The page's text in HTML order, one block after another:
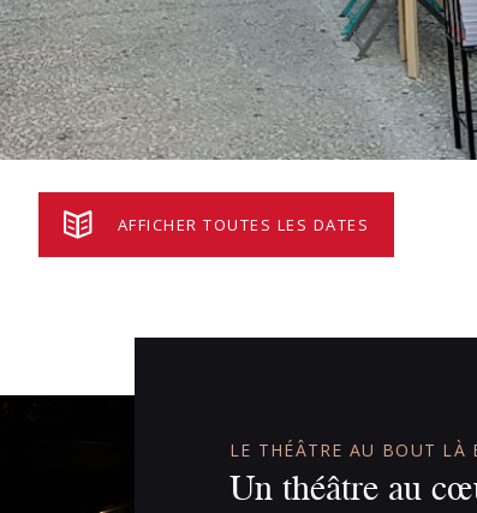
AFFICHER TOUTES LES DATES
LE THÉÂTRE AU BOUT LÀ
Un théâtre au